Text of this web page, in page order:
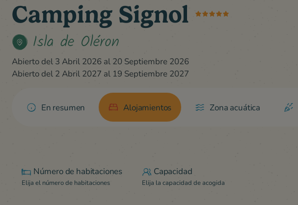
Camping Signol
Isla de Oléron
Abierto del 3 Abril 2026 al 20 Septiembre 2026
Abierto del 2 Abril 2027 al 19 Septiembre 2027
En resumen Alojamientos Zona acuática
Número de habitaciones
Elija el número de habitaciones
Capacidad
Elija la capacidad de acogida